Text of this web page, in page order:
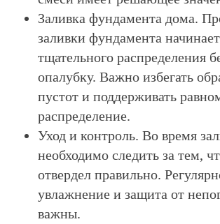
Заливка фундамента дома.
заливки фундамента
тщательного распределения
опалубку. Важно избегать
пустот и поддерживать
распределение.
Уход и контроль. Во время
необходимо следить за тем,
отвердел правильно.
увлажнение и защита от
важны.